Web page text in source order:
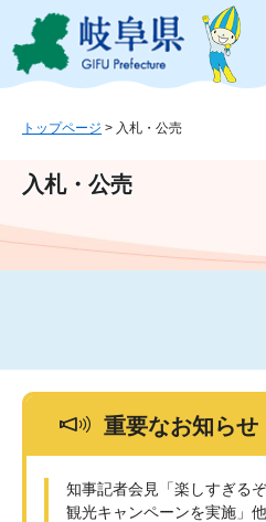
ジ
ュ
文
このページ
トップページ > 入札・公売
入札・公売
重要なお知らせ
知事記者会見「楽しすぎる
観光キャンペーンを実施」他